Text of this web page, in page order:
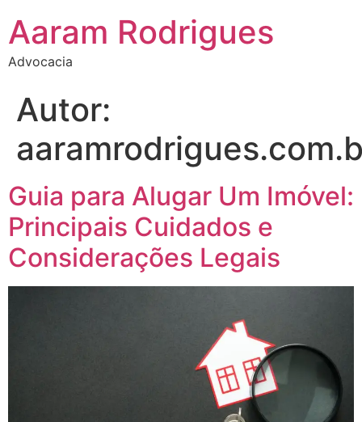
Aaram Rodrigues
Advocacia
Autor:
Guia para Alugar Um Imóvel:
Principais Cuidados e
Considerações Legais